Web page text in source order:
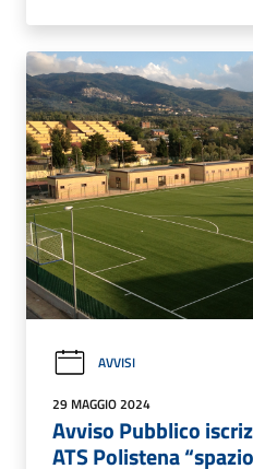
AVVISI
29 MAGGIO 2024
Avviso Pubblico
ATS Polistena